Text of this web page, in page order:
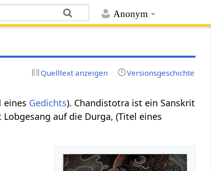
Anonym
Quelltext anzeigen Versionsgeschichte
eines Gedichts). Chandistotra ist ein Sanskrit
auf die Durga, (Titel eines